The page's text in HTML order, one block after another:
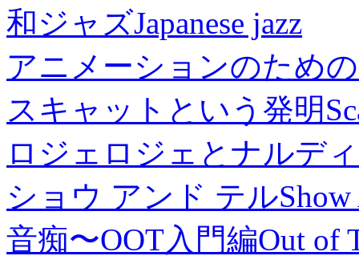
和ジャズJapanese jazz
アニメーションのため
スキャットという発明
ロジェロジェとナルデ
ショウ アンド テル
音痴〜OOT入門編Out of